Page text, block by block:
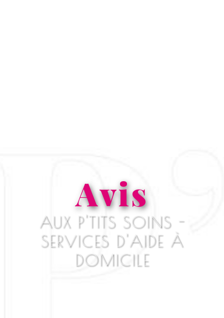
Avis
AUX P'TITS SOINS -
SERVICES D'AIDE À
DOMICILE